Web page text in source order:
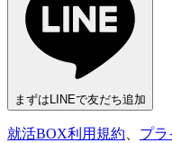
まずはLINEで友だち追加
就活BOX利用規約 プラ